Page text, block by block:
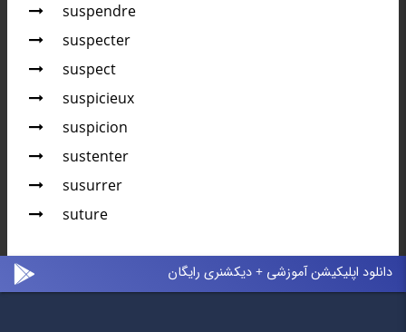
suspendre
suspecter
suspect
suspicieux
suspicion
sustenter
susurrer
suture
دانلود اپلیکیشن آموزشی + دیکشنری رایگان